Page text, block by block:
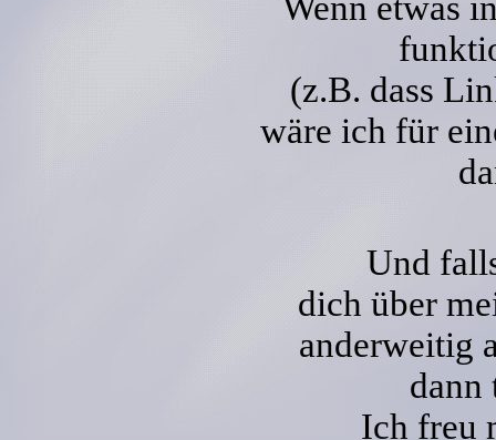
(z.B. dass
wäre ich für
Und
dich über
anderweitig
dann
Ich freu